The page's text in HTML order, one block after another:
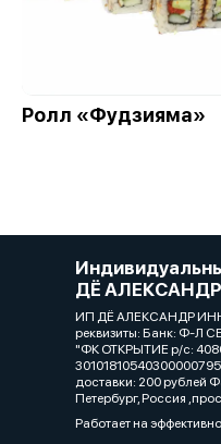
Ролл «Фудзияма»
ДЁ АЛЕКСАНДР
ИП ДЁ АЛЕКСАНДР ИНН
реквизиты: Банк: Ф-
"ФК ОТКРЫТИЕ р/с:
доставки: 200 рублей
Петербург, Россия
Работает на